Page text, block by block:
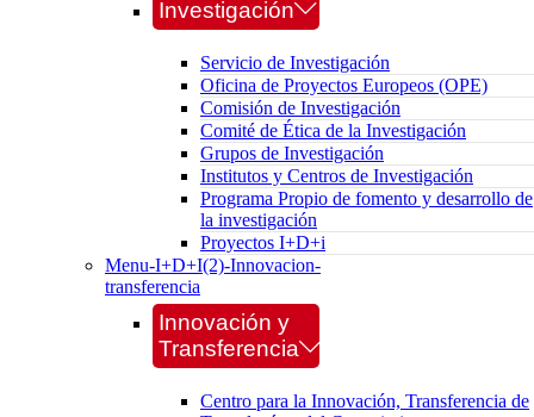
Investigación
Servicio de Investigación
Oficina de Proyectos Europeos (OPE)
Comisión de Investigación
Comité de Ética de la Investigación
Grupos de Investigación
Institutos y Centros de Investigación
Programa Propio de fomento y desarrollo de
la investigación
Proyectos I+D+i
Menu-I+D+I(2)-Innovacion-
transferencia
Innovación y
Transferencia
Centro para la Innovación, Transferencia de